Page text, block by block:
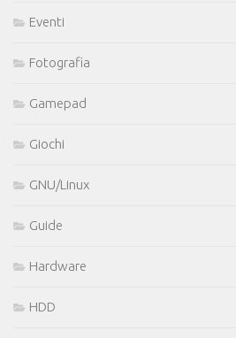
Eventi
Fotografia
Gamepad
Giochi
GNU/Linux
Guide
Hardware
HDD